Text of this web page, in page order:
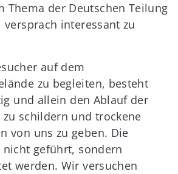
Thema der Deutschen Teilung
versprach interessant zu
auf dem
zu begleiten, besteht
und allein den Ablauf der
schildern und trockene
von uns zu geben. Die
nicht geführt, sondern
werden. Wir versuchen